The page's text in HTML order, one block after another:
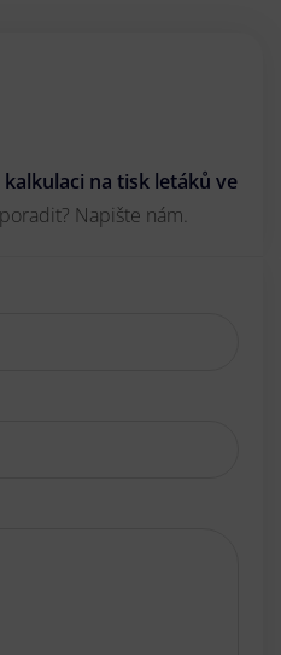
na tisk letáků ve
Napište nám.